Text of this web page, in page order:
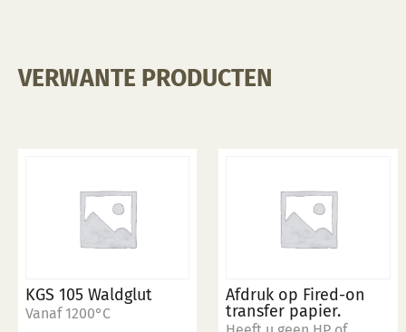
VERWANTE PRODUCTEN
KGS 105 Waldglut
Vanaf 1200°C
Afdruk op Fired-on
transfer papier.